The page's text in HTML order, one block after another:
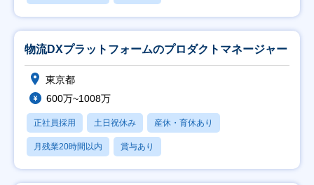
物流DXプラットフォームのプロダクトマネージャー
東京都
600万~1008万
正社員採用 土日祝休み 産休・育休あり
月残業20時間以内 賞与あり